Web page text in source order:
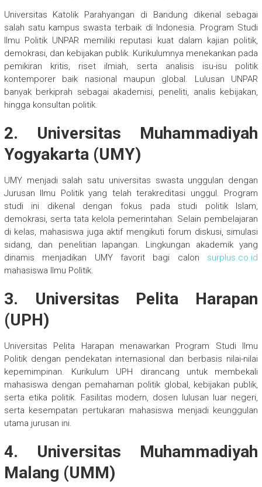
Universitas Katolik Parahyangan di Bandung dikenal sebagai
salah satu kampus swasta terbaik di Indonesia. Program Studi
Ilmu Politik UNPAR memiliki reputasi kuat dalam kajian politik,
demokrasi, dan kebijakan publik. Kurikulumnya menekankan pada
pemikiran kritis, riset ilmiah, serta analisis isu-isu politik
kontemporer baik nasional maupun global. Lulusan UNPAR
banyak berkiprah sebagai akademisi, peneliti, analis kebijakan,
hingga konsultan politik.
2. Universitas Muhammadiyah
Yogyakarta (UMY)
UMY menjadi salah satu universitas swasta unggulan dengan
Jurusan Ilmu Politik yang telah terakreditasi unggul. Program
studi ini dikenal dengan fokus pada studi politik Islam,
demokrasi, serta tata kelola pemerintahan. Selain pembelajaran
di kelas, mahasiswa juga aktif mengikuti forum diskusi, simulasi
sidang, dan penelitian lapangan. Lingkungan akademik yang
dinamis menjadikan UMY favorit bagi calon surplus.co.id
mahasiswa Ilmu Politik.
3. Universitas Pelita Harapan
(UPH)
Universitas Pelita Harapan menawarkan Program Studi Ilmu
Politik dengan pendekatan internasional dan berbasis nilai-nilai
kepemimpinan. Kurikulum UPH dirancang untuk membekali
mahasiswa dengan pemahaman politik global, kebijakan publik,
serta etika politik. Fasilitas modern, dosen lulusan luar negeri,
serta kesempatan pertukaran mahasiswa menjadi keunggulan
utama jurusan ini.
4. Universitas Muhammadiyah
Malang (UMM)